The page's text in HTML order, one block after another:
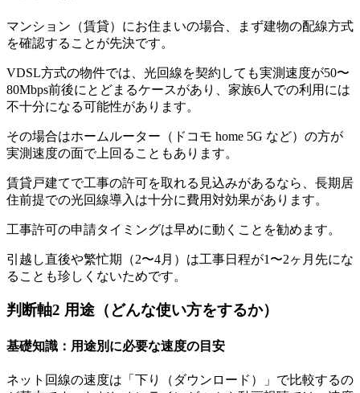
マンション（賃貸）にお住まいの場合、まず建物の配線方式
を確認することが先決です。
VDSL方式の物件では、光回線を契約しても実測速度が50〜
80Mbps前後にとどまるケースがあり、家族6人での利用には
不十分になる可能性があります。
その場合はホームルーター（ドコモ home 5G など）の方が
実測速度の面で上回ることもあります。
賃貸戸建てで工事の許可を取れる見込みがあるなら、長期居
住前提での光回線導入は十分に費用対効果があります。
工事許可の申請タイミングは早めに動くことを勧めます。
引越し直後や繁忙期（2〜4月）は工事日程が1〜2ヶ月先にな
ることも珍しくないためです。
判断軸2 用途（どんな使い方をするか）
基礎知識：用途別に必要な速度の目安
ネット回線の速度は「下り（ダウンロード）」で比較するの